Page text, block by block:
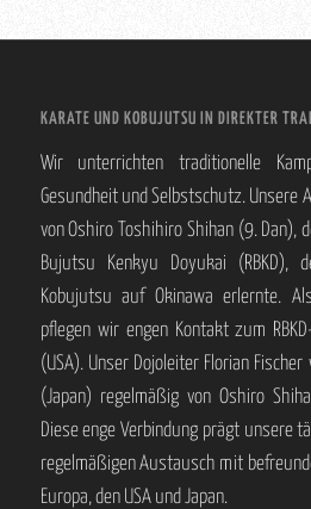
KARATE UND KOBUJUTSU IN DIREKTER
Wir unterrichten traditionelle
Gesundheit und Selbstschutz. Unsere
von Oshiro Toshihiro Shihan (9. Dan),
Bujutsu Kenkyu Doyukai
Kobujutsu auf Okinawa erlernte.
pflegen wir engen Kontakt zum
(USA). Unser Dojoleiter Florian
(Japan) regelmäßig von Oshiro
Diese enge Verbindung prägt unsere
regelmäßigen Austausch mit
Europa, den USA und Japan.